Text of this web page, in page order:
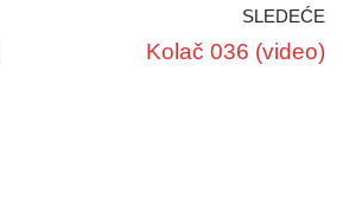
SLEDEĆE
Kolač 036 (video)